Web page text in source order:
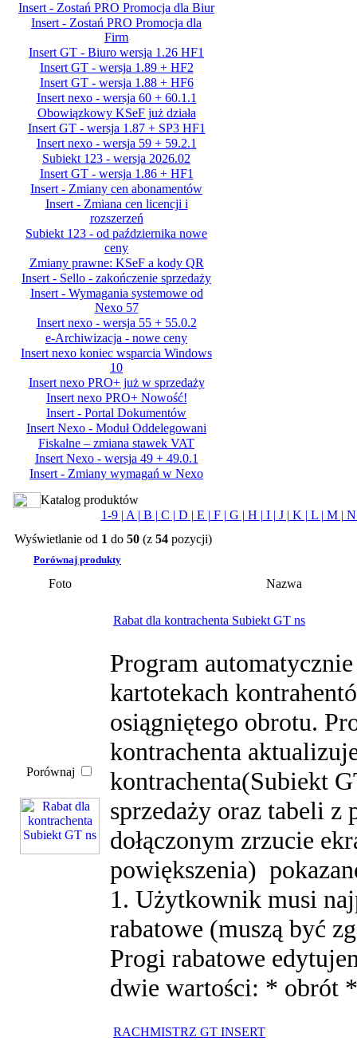
Insert - Zostań PRO Promocja dla Biur
Insert - Zostań PRO Promocja dla
Firm
Insert GT - Biuro wersja 1.26 HF1
Insert GT - wersja 1.89 + HF2
Insert GT - wersja 1.88 + HF6
Insert nexo - wersja 60 + 60.1.1
Obowiązkowy KSeF już działa
Insert GT - wersja 1.87 + SP3 HF1
Insert nexo - wersja 59 + 59.2.1
Subiekt 123 - wersja 2026.02
Insert GT - wersja 1.86 + HF1
Insert - Zmiany cen abonamentów
Insert - Zmiana cen licencji i
rozszerzeń
Subiekt 123 - od października nowe
ceny
Zmiany prawne: KSeF a kody QR
Insert - Sello - zakończenie sprzedaży
Insert - Wymagania systemowe od
Nexo 57
Insert nexo - wersja 55 + 55.0.2
e-Archiwizacja - nowe ceny
Insert nexo koniec wsparcia Windows
10
Insert nexo PRO+ już w sprzedaży
Insert nexo PRO+ Nowość!
Insert - Portal Dokumentów
Insert Nexo - Moduł Oddelegowani
Fiskalne – zmiana stawek VAT
Insert Nexo - wersja 49 + 49.0.1
Insert - Zmiany wymagań w Nexo
Katalog produktów
1-9 | A | B | C | D | E | F | G | H | I | J | K | L | M |
Wyświetlanie od 1 do 50 (z 54 pozycji)
Porównaj produkty
Foto Nazwa
Porównaj
Rabat dla kontrachenta Subiekt GT ns
Program
kartotekach
osiągniętego obrotu.
kontrachenta
kontrachenta(Subiekt
sprzedaży oraz tabeli
dołączonym zrzucie
powiększenia)
1. Użytkownik musi
rabatowe (muszą być
Progi rabatowe
dwie wartości: * obrót
RACHMISTRZ GT INSERT